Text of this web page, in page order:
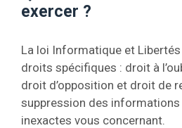
exercer ?
La loi Informatique et
droits spécifiques : droit à
droit d’opposition et droit de
suppression des
inexactes vous concernant.